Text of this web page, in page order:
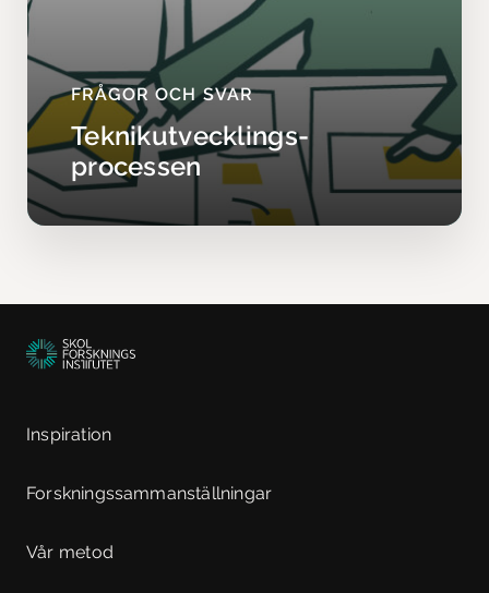
FRÅGOR OCH SVAR
Teknikutvecklings­
processen
Inspiration
Forskningssammanställningar
Vår metod